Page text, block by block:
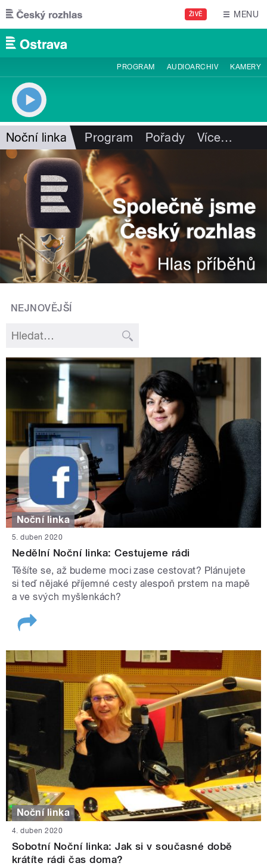
Přejít k hlavnímu obsahu
ŽIVĚ MENU
PROGRAM AUDIOARCHIV KAMERY
Noční linka Program Pořady Více…
NEJNOVĚJŠÍ
Noční linka
5. duben 2020
Nedělní Noční linka: Cestujeme rádi
Těšíte se, až budeme moci zase cestovat? Plánujete
si teď nějaké příjemné cesty alespoň prstem na mapě
a ve svých myšlenkách?
Noční linka
4. duben 2020
Sobotní Noční linka: Jak si v současné době
krátíte rádi čas doma?